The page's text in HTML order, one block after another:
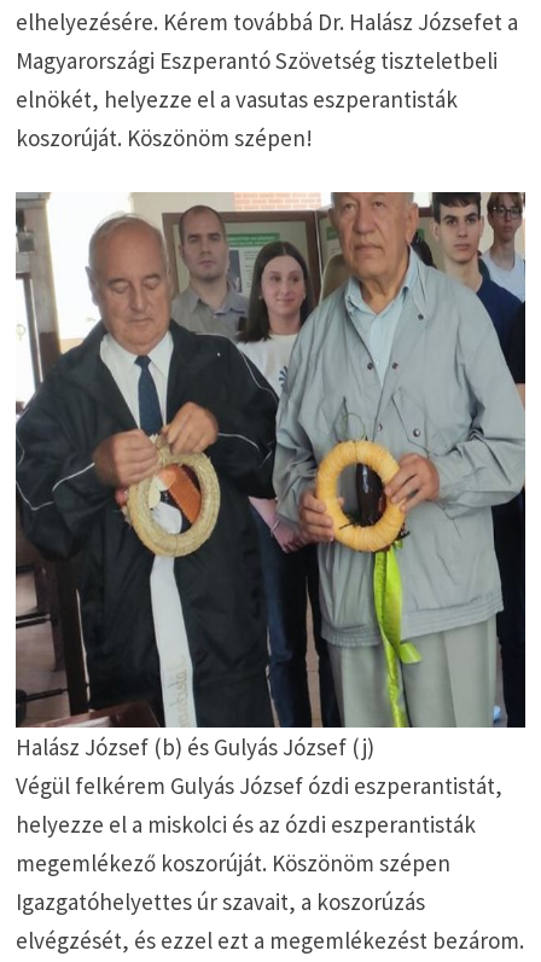
elhelyezésére. Kérem továbbá Dr. Halász Józsefet a
Magyarországi Eszperantó Szövetség tiszteletbeli
elnökét, helyezze el a vasutas eszperantisták
koszorúját. Köszönöm szépen!
Halász József (b) és Gulyás József (j)
Végül felkérem Gulyás József ózdi eszperantistát,
helyezze el a miskolci és az ózdi eszperantisták
megemlékező koszorúját. Köszönöm szépen
Igazgatóhelyettes úr szavait, a koszorúzás
elvégzését, és ezzel ezt a megemlékezést bezárom.